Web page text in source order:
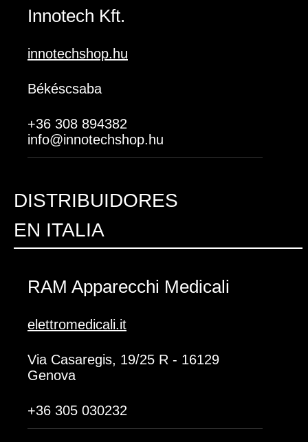
Innotech Kft.
innotechshop.hu
Békéscsaba
+36 308 894382
info@innotechshop.hu
DISTRIBUIDORES
EN ITALIA
RAM Apparecchi Medicali
elettromedicali.it
Via Casaregis, 19/25 R - 16129
Genova
+36 305 030232